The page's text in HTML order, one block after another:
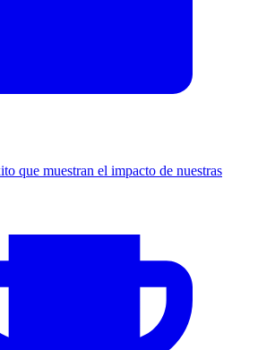
que muestran el impacto de nuestras